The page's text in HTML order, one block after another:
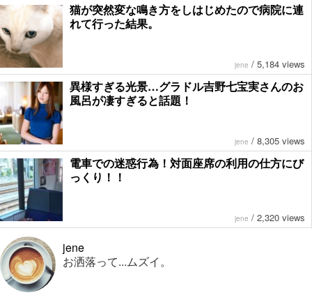
猫が突然変な鳴き方をしはじめたので病院に連
れて行った結果。
jene / 5,184 views
異様すぎる光景…グラドル吉野七宝実さんのお
風呂が凄すぎると話題！
jene / 8,305 views
電車での迷惑行為！対面座席の利用の仕方にび
っくり！！
jene / 2,320 views
jene
お洒落って...ムズイ。